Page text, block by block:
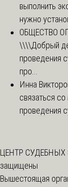
выполнить
нужно
ОБЩЕСТВО
\\\\Добрый
проведения
про...
Инна
связаться
проведения
ЦЕНТР СУДЕБНЫХ
защищены
Вышестоящая